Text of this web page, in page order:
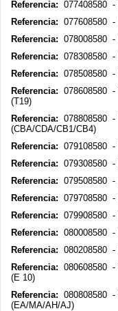
Referencia: 077408580 -
Referencia: 077608580 -
Referencia: 078008580 -
Referencia: 078308580 -
Referencia: 078508580 -
Referencia: 078608580 -
(T19)
Referencia: 078808580 -
(CBA/CDA/CB1/CB4)
Referencia: 079108580 -
Referencia: 079308580 -
Referencia: 079508580 -
Referencia: 079708580 -
Referencia: 079908580 -
Referencia: 080008580 -
Referencia: 080208580 -
Referencia: 080608580 -
(E 10)
Referencia: 080808580 -
(EA/MA/AH/AJ)